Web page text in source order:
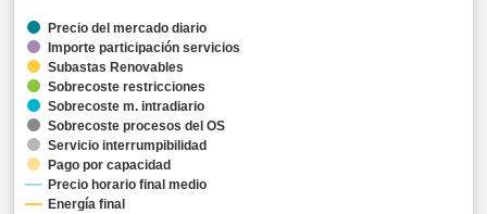
Precio del mercado diario
Importe participación servicios
Subastas Renovables
Sobrecoste restricciones
Sobrecoste m. intradiario
Sobrecoste procesos del OS
Servicio interrumpibilidad
Pago por capacidad
Precio horario final medio
Energía final